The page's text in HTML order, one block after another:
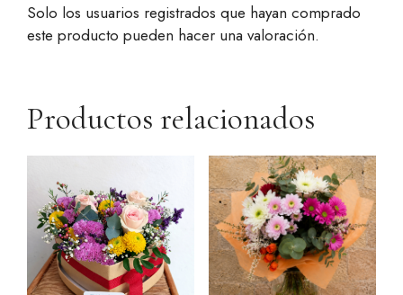
Solo los usuarios registrados que hayan comprado
este producto pueden hacer una valoración.
Productos relacionados